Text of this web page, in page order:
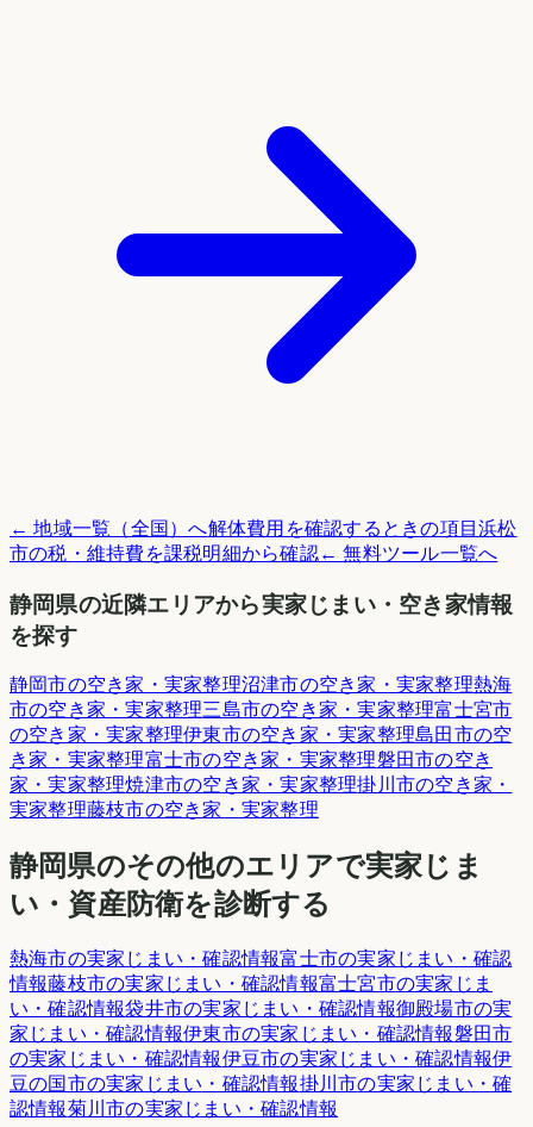
← 地域一覧（全国）へ解体費用を確認するときの項目浜松
市の税・維持費を課税明細から確認← 無料ツール一覧へ
静岡県の近隣エリアから実家じまい・空き家情報
を探す
静岡市の空き家・実家整理沼津市の空き家・実家整理熱海
市の空き家・実家整理三島市の空き家・実家整理富士宮市
の空き家・実家整理伊東市の空き家・実家整理島田市の空
き家・実家整理富士市の空き家・実家整理磐田市の空き
家・実家整理焼津市の空き家・実家整理掛川市の空き家・
実家整理藤枝市の空き家・実家整理
静岡県のその他のエリアで実家じま
い・資産防衛を診断する
熱海市の実家じまい・確認情報富士市の実家じまい・確認
情報藤枝市の実家じまい・確認情報富士宮市の実家じま
い・確認情報袋井市の実家じまい・確認情報御殿場市の実
家じまい・確認情報伊東市の実家じまい・確認情報磐田市
の実家じまい・確認情報伊豆市の実家じまい・確認情報伊
豆の国市の実家じまい・確認情報掛川市の実家じまい・確
認情報菊川市の実家じまい・確認情報